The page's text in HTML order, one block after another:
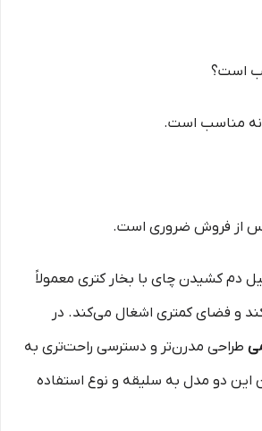
است؟
مناسب است.
از فروش ضروری است.
دم کشیدن چای با بخار کتری معمولاً
و فضای کمتری اشغال می‌کند. در
طراحی مدرن‌تر و دسترسی راحت‌تری به
این دو مدل به سلیقه و نوع استفاده